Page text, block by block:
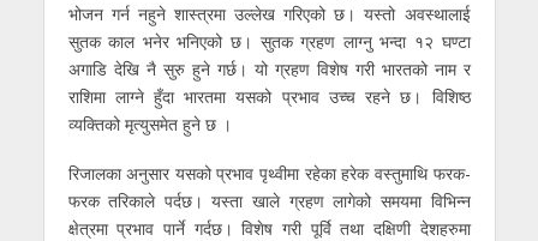
भोजन गर्न नहुने शास्त्रमा उल्लेख गरिएको छ। यस्तो अवस्थालाई
सुतक काल भनेर भनिएको छ। सुतक ग्रहण लाग्नु भन्दा १२ घण्टा
अगाडि देखि नै सुरु हुने गर्छ। यो ग्रहण विशेष गरी भारतको नाम र
राशिमा लाग्ने हुँदा भारतमा यसको प्रभाव उच्च रहने छ। विशिष्ठ
व्यक्तिको मृत्युसमेत हुने छ ।
रिजालका अनुसार यसको प्रभाव पृथ्वीमा रहेका हरेक वस्तुमाथि फरक-
फरक तरिकाले पर्दछ। यस्ता खाले ग्रहण लागेको समयमा विभिन्न
क्षेत्रमा प्रभाव पार्ने गर्दछ। विशेष गरी पूर्वि तथा दक्षिणी देशहरुमा